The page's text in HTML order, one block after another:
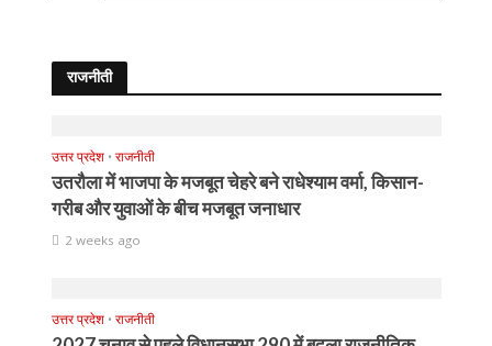
राजनीती
उत्तर प्रदेश • राजनीती
उतरौला में भाजपा के मजबूत चेहरे बने राधेश्याम वर्मा, किसान-
गरीब और युवाओं के बीच मजबूत जनाधार
2 weeks ago
उत्तर प्रदेश • राजनीती